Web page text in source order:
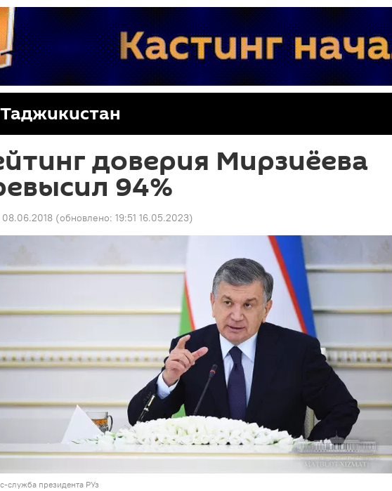
Таджикистан
доверия Мирзиёева
94%
(обновлено: 19:51 16.05.2023)
служба президента РУз